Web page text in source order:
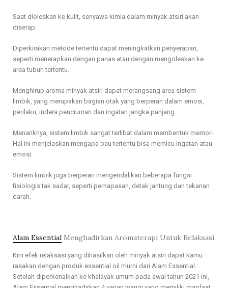
Saat dioleskan ke kulit, senyawa kimia dalam minyak atsiri akan
diserap.
Diperkirakan metode tertentu dapat meningkatkan penyerapan,
seperti menerapkan dengan panas atau dengan mengoleskan ke
area tubuh tertentu.
Menghirup aroma minyak atsiri dapat merangsang area sistem
limbik, yang merupakan bagian otak yang berperan dalam emosi,
perilaku, indera penciuman dan ingatan jangka panjang.
Menariknya, sistem limbik sangat terlibat dalam membentuk memori.
Hal ini menjelaskan mengapa bau tertentu bisa memicu ingatan atau
emosi.
Sistem limbik juga berperan mengendalikan beberapa fungsi
fisiologis tak sadar, seperti pernapasan, detak jantung dan tekanan
darah.
Alam Essential Menghadirkan Aromaterapi Untuk Relaksasi
Kini efek relaksasi yang dihasilkan oleh minyak atsiri dapat kamu
rasakan dengan produk essential oil murni dari Alam Essential.
Setelah diperkenalkan ke khalayak umum pada awal tahun 2021 ini,